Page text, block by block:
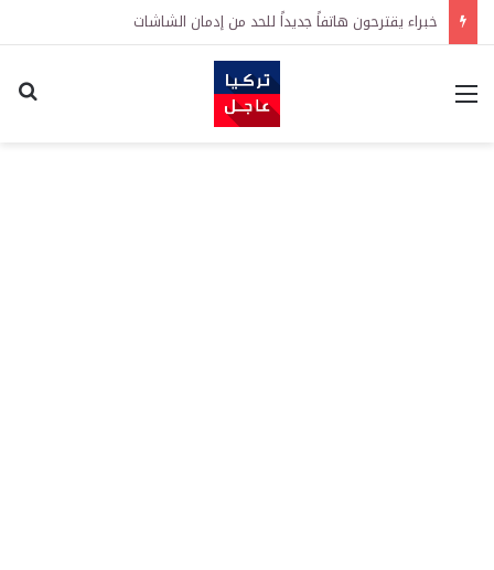
خبراء يقترحون هاتفاً جديداً للحد من إدمان الشاشات
القائمة